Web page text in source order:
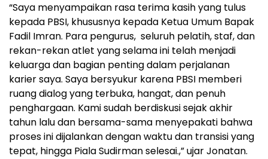
“Saya menyampaikan rasa terima kasih yang tulus
kepada PBSI, khususnya kepada Ketua Umum Bapak
Fadil Imran. Para pengurus, seluruh pelatih, staf, dan
rekan-rekan atlet yang selama ini telah menjadi
keluarga dan bagian penting dalam perjalanan
karier saya. Saya bersyukur karena PBSI memberi
ruang dialog yang terbuka, hangat, dan penuh
penghargaan. Kami sudah berdiskusi sejak akhir
tahun lalu dan bersama-sama menyepakati bahwa
proses ini dijalankan dengan waktu dan transisi yang
tepat, hingga Piala Sudirman selesai.,” ujar Jonatan.